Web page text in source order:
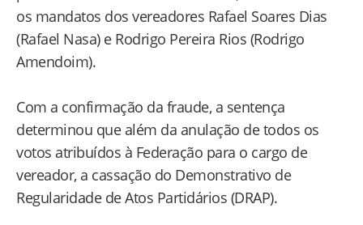
os mandatos dos vereadores Rafael Soares Dias
(Rafael Nasa) e Rodrigo Pereira Rios (Rodrigo
Amendoim).
Com a confirmação da fraude, a sentença
determinou que além da anulação de todos os
votos atribuídos à Federação para o cargo de
vereador, a cassação do Demonstrativo de
Regularidade de Atos Partidários (DRAP).